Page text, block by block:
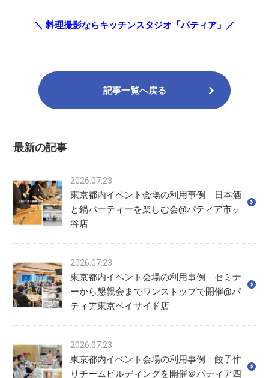
＼ 料理撮影ならキッチンスタジオ「パティア」／
記事一覧へ戻る
最新の記事
2026.07.23
東京都内イベント会場の利用事例｜日本酒
と鍋パーティーを楽しむ会@パティア市ヶ
谷店
2026.07.23
東京都内イベント会場の利用事例｜セミナ
ーから懇親会までワンストップで開催@パ
ティア東京ベイサイド店
2026.07.23
東京都内イベント会場の利用事例｜餃子作
りチームビルディングを開催＠パティア四